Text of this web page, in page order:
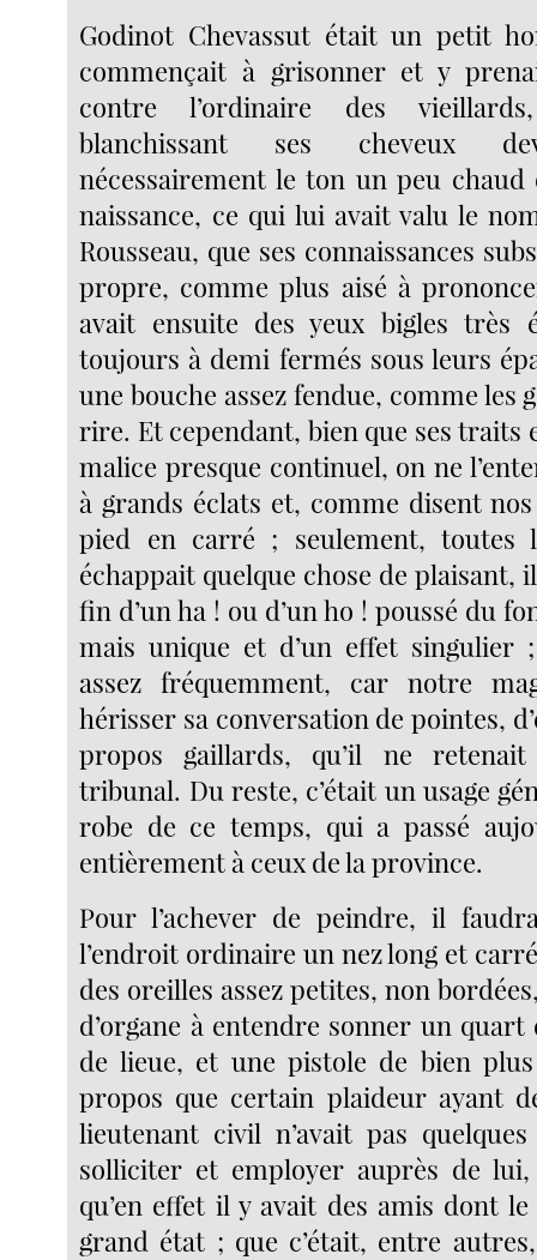
Godinot Chevassut était un petit
commençait à grisonner et y
contre l’ordinaire des
blanchissant ses cheveux
nécessairement le ton un peu chaud
naissance, ce qui lui avait valu le
Rousseau, que ses connaissances
propre, comme plus aisé à
avait ensuite des yeux bigles très
toujours à demi fermés sous leurs
une bouche assez fendue, comme les
rire. Et cependant, bien que ses traits
malice presque continuel, on ne
à grands éclats et, comme disent
pied en carré ; seulement, toutes
échappait quelque chose de plaisant,
fin d’un ha ! ou d’un ho ! poussé du
mais unique et d’un effet singulier
assez fréquemment, car notre
hérisser sa conversation de pointes,
propos gaillards, qu’il ne
tribunal. Du reste, c’était un usage
robe de ce temps, qui a passé
entièrement à ceux de la province.
Pour l’achever de peindre, il
l’endroit ordinaire un nez long et
des oreilles assez petites, non
d’organe à entendre sonner un quart
de lieue, et une pistole de bien
propos que certain plaideur ayant
lieutenant civil n’avait pas
solliciter et employer auprès de
qu’en effet il y avait des amis dont le
grand état ; que c’était, entre